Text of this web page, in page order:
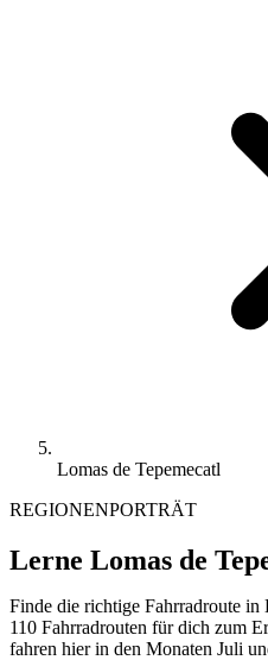
Lomas de Tepemecatl
REGIONENPORTRÄT
Lerne Lomas de
Finde die richtige Fahrradroute
110 Fahrradrouten für dich zum
fahren hier in den Monaten Juli